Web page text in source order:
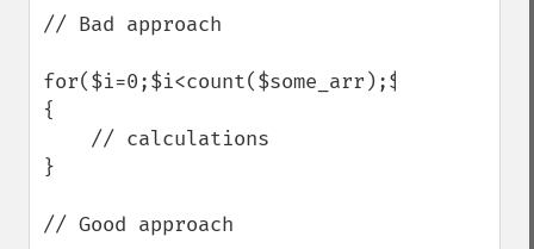
// Bad approach
for($i=0;$i<count($some_arr);$i++)
{
}
// Good approach